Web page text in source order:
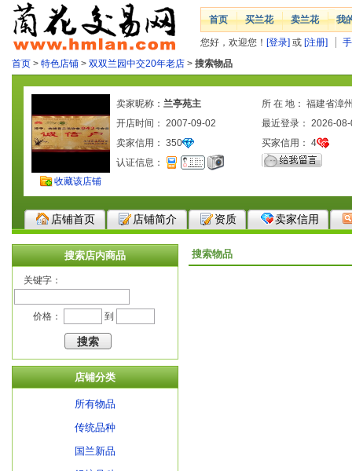
首页 买兰花 卖兰花 我
您好，欢迎您！ [登录] 或 [注册]
首页 > 特色店铺 > 双双兰园中交20年老店 > 搜索物品
收藏该店铺
卖家昵称： 兰亭苑主
所 在 地： 福建省漳
开店时间： 2007-09-02
最近登录： 2026-
卖家信用： 350 买家信用： 4
认证信息：
店铺首页 店铺简介 资质 卖家信用
搜索店内商品
关键字：
价格： 到
店铺分类
所有物品
传统品种
国兰新品
搜索物品